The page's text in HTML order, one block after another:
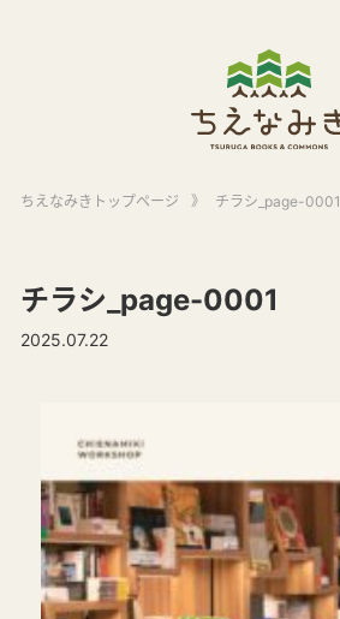
ちえなみきトップページ 》 チラシ_page-0001
チラシ_page-0001
2025.07.22